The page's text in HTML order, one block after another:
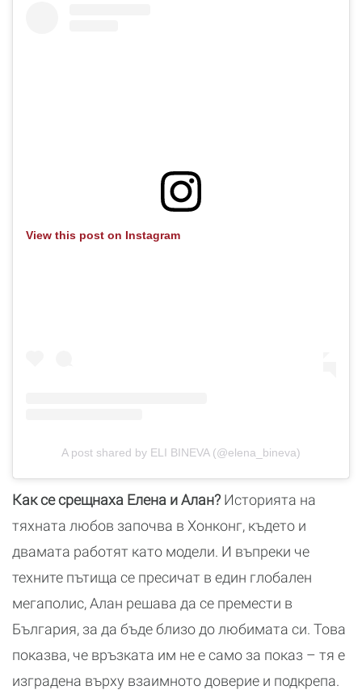
View this post on Instagram
A post shared by ELI BINEVA (@elena_bineva)
Как се срещнаха Елена и Алан? Историята на
тяхната любов започва в Хонконг, където и
двамата работят като модели. И въпреки че
техните пътища се пресичат в един глобален
мегаполис, Алан решава да се премести в
България, за да бъде близо до любимата си. Това
показва, че връзката им не е само за показ – тя е
изградена върху взаимното доверие и подкрепа.